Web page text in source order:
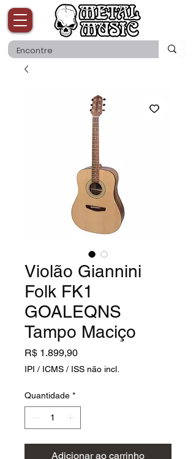
Violão Giannini
Folk FK1
GOALEQNS
Tampo Maciço
R$ 1.899,90Preço
IPI / ICMS / ISS não incl.
Quantidade *
Adicionar ao carrinho